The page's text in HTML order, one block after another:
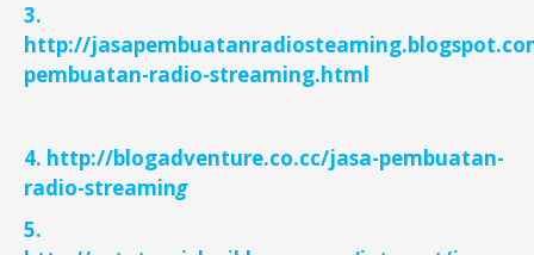
3.
http://
pembuatan-radio-streaming.html
4. http://blogadventure.co.cc/jasa-pembuatan-
radio-streaming
5.